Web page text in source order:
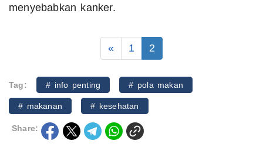
menyebabkan kanker.
« 1 2
Tag: # info penting # pola makan
# makanan # kesehatan
Share: